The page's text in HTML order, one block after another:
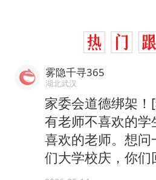
雾隐千寻365
湖北武汉
家委会道德绑架
有老师不喜欢的
喜欢的老师。想
们大学校庆，你